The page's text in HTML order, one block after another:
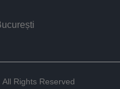
All Rights Reserved